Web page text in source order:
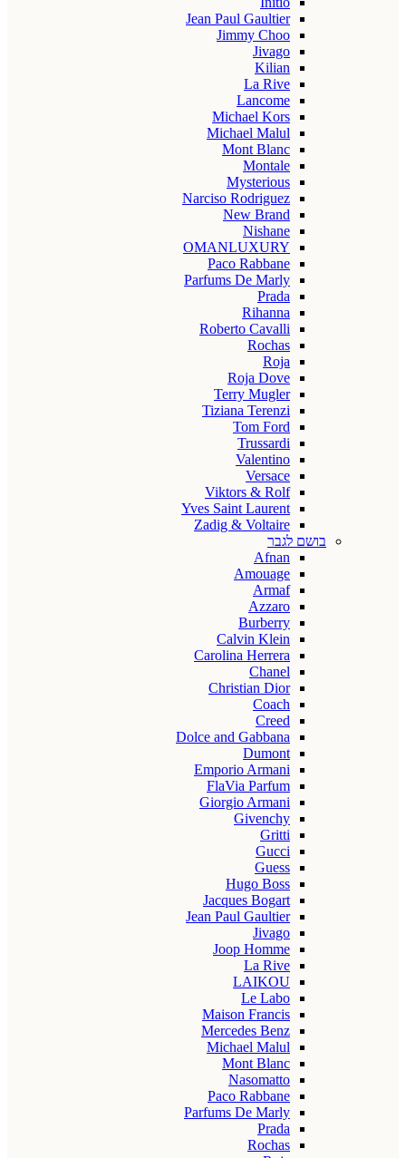
Jean Paul Gaultier
Jimmy Choo
Jivago
Kilian
La Rive
Lancome
Michael Kors
Michael Malul
Mont Blanc
Montale
Mysterious
Narciso Rodriguez
New Brand
Nishane
OMANLUXURY
Paco Rabbane
Parfums De Marly
Prada
Rihanna
Roberto Cavalli
Rochas
Roja
Roja Dove
Terry Mugler
Tiziana Terenzi
Tom Ford
Trussardi
Valentino
Versace
Viktors & Rolf
Yves Saint Laurent
Zadig & Voltaire
בושם לגבר
Afnan
Amouage
Armaf
Azzaro
Burberry
Calvin Klein
Carolina Herrera
Chanel
Christian Dior
Coach
Creed
Dolce and Gabbana
Dumont
Emporio Armani
FlaVia Parfum
Giorgio Armani
Givenchy
Gritti
Gucci
Guess
Hugo Boss
Jacques Bogart
Jean Paul Gaultier
Jivago
Joop Homme
La Rive
LAIKOU
Le Labo
Maison Francis
Mercedes Benz
Michael Malul
Mont Blanc
Nasomatto
Paco Rabbane
Parfums De Marly
Prada
Rochas